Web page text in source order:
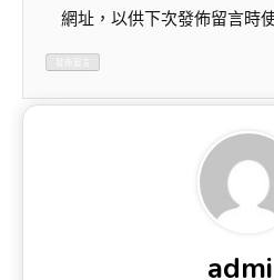
網址，以供下次發佈留言時